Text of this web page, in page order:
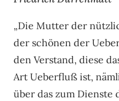
„Die Mutter der
der schönen der
den Verstand, diese
Art Ueberfluß ist,
über das zum Dienste